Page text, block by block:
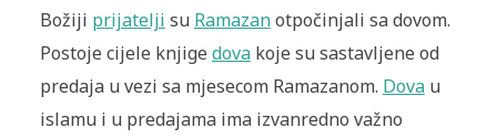
Božiji prijatelji su Ramazanotpočinjali sa dovom.
Postoje cijele knjige dovakoje su sastavljene od
predaja u vezi sa mjesecom Ramazanom. Dovau
islamu i u predajama ima izvanredno važno